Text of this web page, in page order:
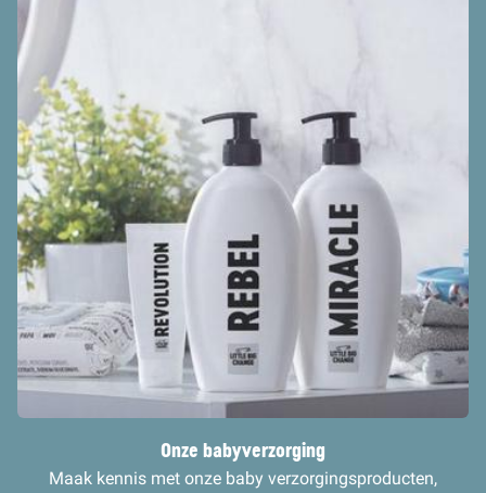
Onze babyverzorging
Maak kennis met onze baby verzorgingsproducten,